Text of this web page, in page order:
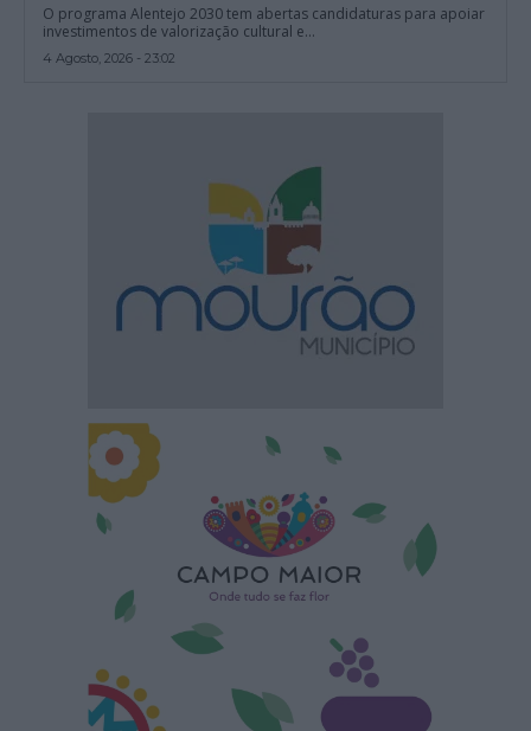
O programa Alentejo 2030 tem abertas candidaturas para apoiar
investimentos de valorização cultural e...
4 Agosto, 2026 - 23:02